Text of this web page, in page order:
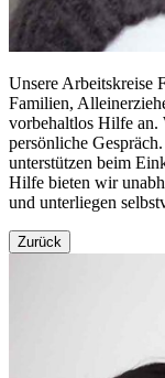
Unsere Arbeitskreise
Familien,
vorbehaltlos Hilfe an.
persönliche
unterstützen beim
Hilfe bieten wir
und unterliegen